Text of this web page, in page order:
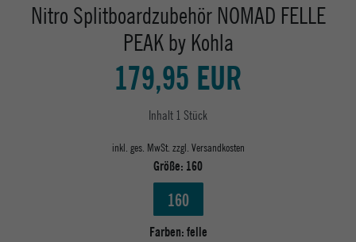
Nitro Splitboardzubehör NOMAD FELLE
PEAK by Kohla
179,95 EUR
Inhalt 1 Stück
inkl. ges. MwSt. zzgl. Versandkosten
Größe: 160
160
Farben:felle